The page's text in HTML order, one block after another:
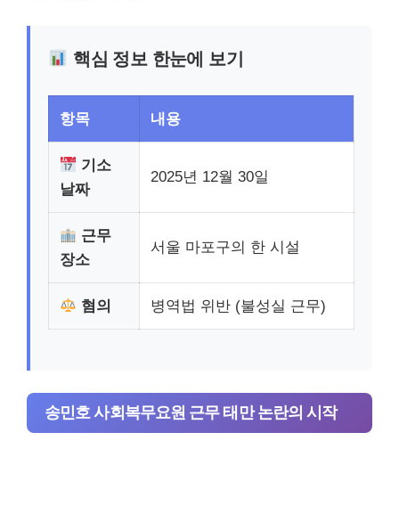
핵심 정보 한눈에 보기
항목 내용
기소
날짜
2025년 12월 30일
근무
장소
서울 마포구의 한 시설
혐의 병역법 위반 (불성실 근무)
송민호 사회복무요원 근무 태만 논란의 시작